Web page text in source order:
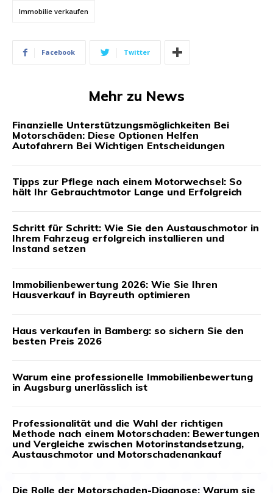
Immobilie verkaufen
Facebook Twitter
Mehr zu News
Finanzielle Unterstützungsmöglichkeiten Bei
Motorschäden: Diese Optionen Helfen
Autofahrern Bei Wichtigen Entscheidungen
Tipps zur Pflege nach einem Motorwechsel: So
hält Ihr Gebrauchtmotor Lange und Erfolgreich
Schritt für Schritt: Wie Sie den Austauschmotor in
Ihrem Fahrzeug erfolgreich installieren und
Instand setzen
Immobilienbewertung 2026: Wie Sie Ihren
Hausverkauf in Bayreuth optimieren
Haus verkaufen in Bamberg: so sichern Sie den
besten Preis 2026
Warum eine professionelle Immobilienbewertung
in Augsburg unerlässlich ist
Professionalität und die Wahl der richtigen
Methode nach einem Motorschaden: Bewertungen
und Vergleiche zwischen Motorinstandsetzung,
Austauschmotor und Motorschadenankauf
Die Rolle der Motorschaden-Diagnose: Warum sie